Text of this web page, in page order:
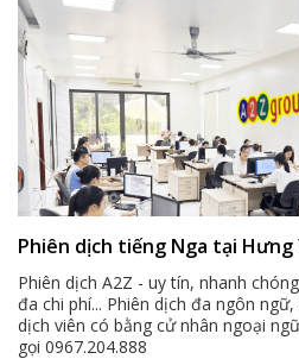
Phiên dịch tiếng Nga tại Hưng
Phiên dịch A2Z - uy tín, nhanh
đa chi phí... Phiên dịch đa ngôn
dịch viên có bằng cử nhân ngoại
gọi 0967.204.888